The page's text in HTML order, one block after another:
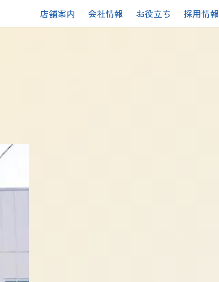
店舗案内 会社情報 お役立ち 採用情報